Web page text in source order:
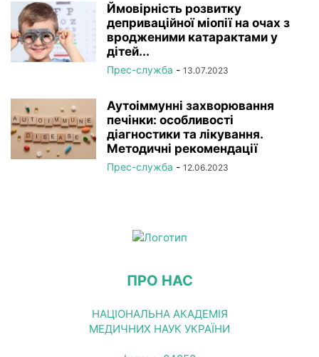
Ймовірність розвитку
деприваційної міопії на очах з
вродженими катарактами у
дітей...
Прес-служба - 13.07.2023
Аутоіммунні захворювання
печінки: особливості
діагностики та лікування.
Методичні рекомендації
Прес-служба - 12.06.2023
ПРО НАС
НАЦІОНАЛЬНА АКАДЕМІЯ
МЕДИЧНИХ НАУК УКРАЇНИ